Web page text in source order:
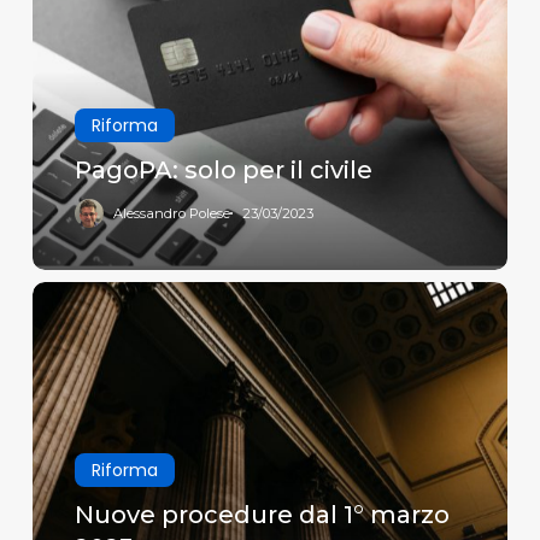
Riforma
PagoPA: solo per il civile
Alessandro Polese 23/03/2023
Nuove
procedure
dal
1°
marzo
2023
Riforma
Nuove procedure dal 1° marzo